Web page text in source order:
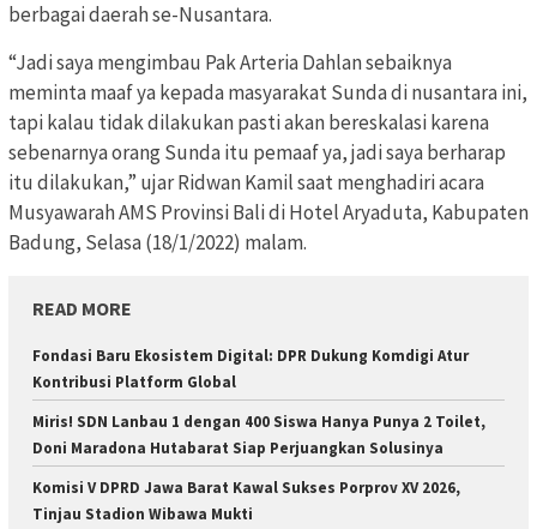
berbagai daerah se-Nusantara.
“Jadi saya mengimbau Pak Arteria Dahlan sebaiknya
meminta maaf ya kepada masyarakat Sunda di nusantara ini,
tapi kalau tidak dilakukan pasti akan bereskalasi karena
sebenarnya orang Sunda itu pemaaf ya, jadi saya berharap
itu dilakukan,” ujar Ridwan Kamil saat menghadiri acara
Musyawarah AMS Provinsi Bali di Hotel Aryaduta, Kabupaten
Badung, Selasa (18/1/2022) malam.
READ MORE
Fondasi Baru Ekosistem Digital: DPR Dukung Komdigi Atur
Kontribusi Platform Global
Miris! SDN Lanbau 1 dengan 400 Siswa Hanya Punya 2 Toilet,
Doni Maradona Hutabarat Siap Perjuangkan Solusinya
Komisi V DPRD Jawa Barat Kawal Sukses Porprov XV 2026,
Tinjau Stadion Wibawa Mukti